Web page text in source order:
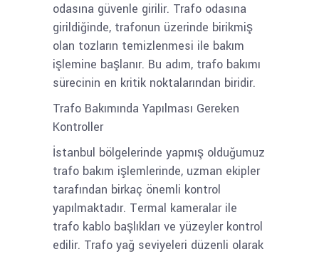
odasına güvenle girilir. Trafo odasına
girildiğinde, trafonun üzerinde birikmiş
olan tozların temizlenmesi ile bakım
işlemine başlanır. Bu adım, trafo bakımı
sürecinin en kritik noktalarından biridir.
Trafo Bakımında Yapılması Gereken
Kontroller
İstanbul bölgelerinde yapmış olduğumuz
trafo bakım işlemlerinde, uzman ekipler
tarafından birkaç önemli kontrol
yapılmaktadır. Termal kameralar ile
trafo kablo başlıkları ve yüzeyler kontrol
edilir. Trafo yağ seviyeleri düzenli olarak